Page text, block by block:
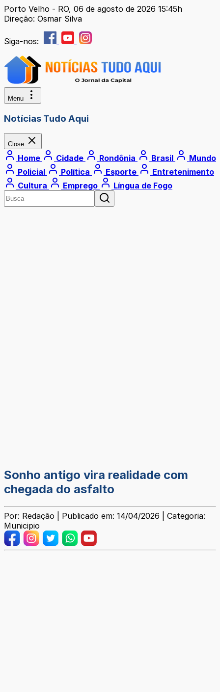
Porto Velho - RO, 06 de agosto de 2026 15:45h
Direção: Osmar Silva
Siga-nos:
Menu
Notícias Tudo Aqui
Close
Home Cidade Rondônia Brasil
Mundo
Policial
Política Esporte
Entretenimento
Cultura
Emprego Língua de Fogo
Sonho antigo vira realidade com
chegada do asfalto
Por: Redação | Publicado em: 14/04/2026 | Categoria:
Municipio